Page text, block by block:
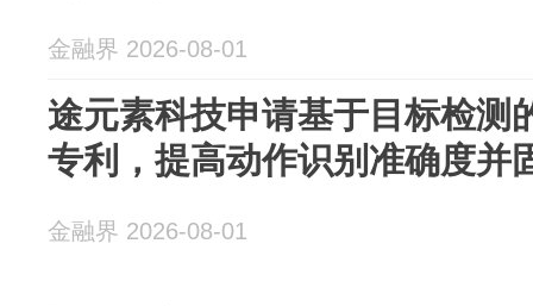
金融界 2026-08-01
途元素科技申请基于目标检测
专利，提高动作识别准确度并
金融界 2026-08-01